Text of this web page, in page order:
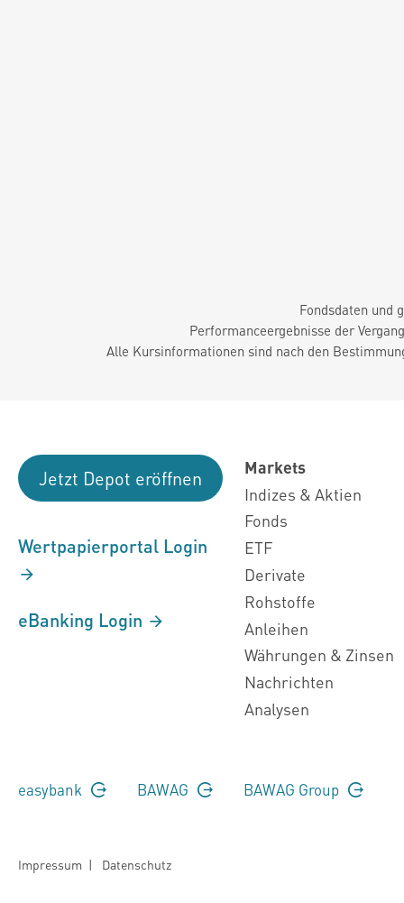
Fondsdaten und
Performanceergebnisse der
Alle Kursinformationen sind nach den
Jetzt Depot eröffnen
Wertpapierportal Login
eBanking Login
Markets
Indizes & Aktien
Fonds
ETF
Derivate
Rohstoffe
Anleihen
Währungen & Zinsen
Nachrichten
Analysen
easybank BAWAG BAWAG Group
Impressum | Datenschutz